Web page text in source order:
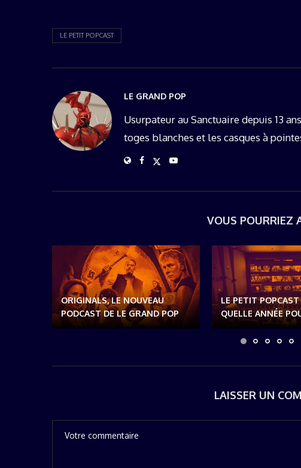
LE PETIT POPCAST
LE GRAND POP
Usurpateur au Sanctuaire depuis 13
toges blanches et les casques à
VOUS POURRIEZ
ORIGINALS, LE NOUVEAU
PODCAST DE LE GRAND POP
LE PETIT POPCAST
QUELLE ANNÉE
LAISSER UN